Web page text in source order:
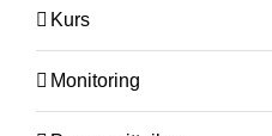
Kurs
Monitoring